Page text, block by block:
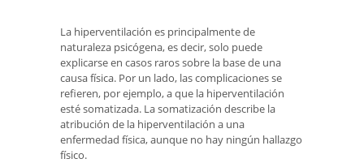
La hiperventilación es principalmente de
naturaleza psicógena, es decir, solo puede
explicarse en casos raros sobre la base de una
causa física. Por un lado, las complicaciones se
refieren, por ejemplo, a que la hiperventilación
esté somatizada. La somatización describe la
atribución de la hiperventilación a una
enfermedad física, aunque no hay ningún hallazgo
físico.